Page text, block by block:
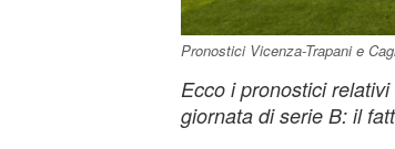
Pronostici Vicenza-Trapani e
Ecco i pronostici
giornata di serie B: il